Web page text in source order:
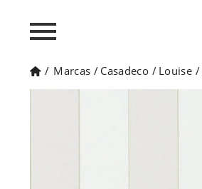
/ Marcas / Casadeco / Louise /